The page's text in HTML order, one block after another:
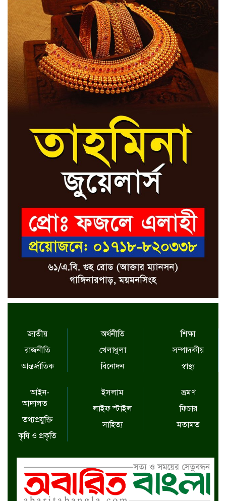
জাতীয়
রাজনীতি
আন্তর্জাতিক
অর্থনীতি
খেলাধুলা
বিনোদন
শিক্ষা
সম্পাদকীয়
স্বাস্থ্য
আইন-
আদালত
তথ্যপ্রযুক্তি
কৃষি ও প্রকৃতি
ইসলাম
লাইফ স্টাইল
সাহিত্য
ভ্রমণ
ফিচার
মতামত